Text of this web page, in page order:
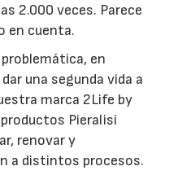
2.000 veces. Parece
en cuenta.
en
una segunda vida a
marca 2Life by
Pieralisi
renovar y
a distintos procesos.